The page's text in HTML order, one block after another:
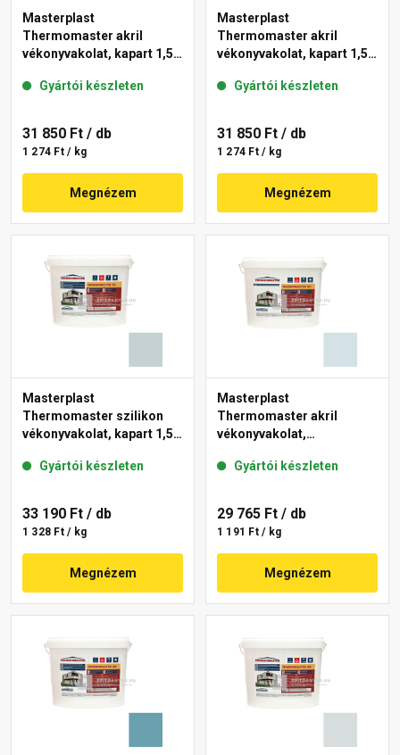
Masterplast
Thermomaster akril
vékonyvakolat, kapart 1,5
Gyártói készleten
31 850 Ft / db
1 274 Ft / kg
Megnézem
Masterplast
Thermomaster akril
vékonyvakolat, kapart 1,5
Gyártói készleten
31 850 Ft / db
1 274 Ft / kg
Megnézem
Masterplast
Thermomaster szilikon
vékonyvakolat, kapart 1,5
Gyártói készleten
33 190 Ft / db
1 328 Ft / kg
Megnézem
Masterplast
Thermomaster akril
vékonyvakolat,
36-F 25 kg
Gyártói készleten
29 765 Ft / db
1 191 Ft / kg
Megnézem